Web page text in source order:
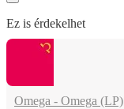
Ez is érdekelhet
Omega - Omega (LP)